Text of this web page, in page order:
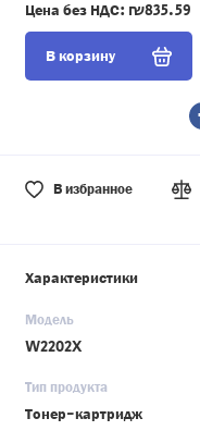
Цена без НДС: ₪835.59
В корзину
В избранное
Характеристики
Модель
W2202X
Тип продукта
Тонер-картридж